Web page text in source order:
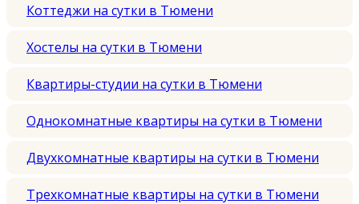
Коттеджи на сутки в Тюмени
Хостелы на сутки в Тюмени
Квартиры-студии на сутки в Тюмени
Однокомнатные квартиры на сутки в Тюмени
Двухкомнатные квартиры на сутки в Тюмени
Трехкомнатные квартиры на сутки в Тюмени